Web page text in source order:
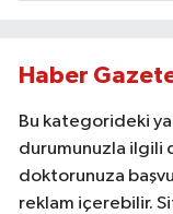
Haber
Bu kategorideki
durumunuzla ilgili
doktorunuza
reklam içerebilir.